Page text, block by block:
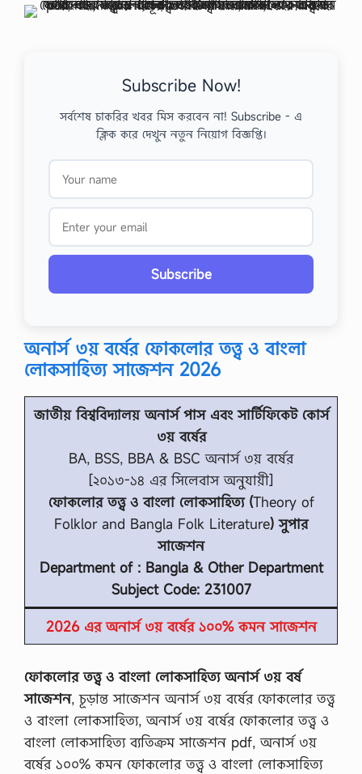
Subscribe Now!
সর্বশেষ চাকরির খবর মিস করবেন না! Subscribe - এ
ক্লিক করে দেখুন নতুন নিয়োগ বিজ্ঞপ্তি।
Subscribe
অনার্স ৩য় বর্ষের ফোকলোর তত্ত্ব ও বাংলা
লোকসাহিত্য সাজেশন 2026
জাতীয় বিশ্ববিদ্যালয় অনার্স পাস এবং সার্টিফিকেট কোর্স
৩য় বর্ষের
BA, BSS, BBA & BSC অনার্স ৩য় বর্ষের
[২০১৩-১৪ এর সিলেবাস অনুযায়ী]
ফোকলোর তত্ত্ব ও বাংলা লোকসাহিত্য (Theory of
Folklor and Bangla Folk Literature) সুপার
সাজেশন
Department of : Bangla & Other Department
Subject Code: 231007
2026 এর অনার্স ৩য় বর্ষের ১০০% কমন সাজেশন
ফোকলোর তত্ত্ব ও বাংলা লোকসাহিত্য অনার্স ৩য় বর্ষ
সাজেশন, চূড়ান্ত সাজেশন অনার্স ৩য় বর্ষের ফোকলোর তত্ত্ব
ও বাংলা লোকসাহিত্য, অনার্স ৩য় বর্ষের ফোকলোর তত্ত্ব ও
বাংলা লোকসাহিত্য ব্যতিক্রম সাজেশন pdf, অনার্স ৩য়
বর্ষের ১০০% কমন ফোকলোর তত্ত্ব ও বাংলা লোকসাহিত্য